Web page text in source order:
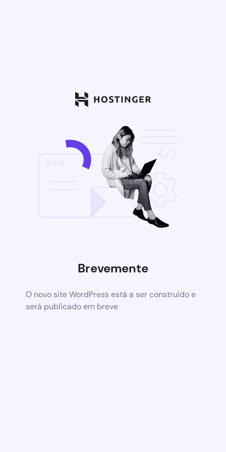
Brevemente
O novo site WordPress está a ser construído e
será publicado em breve